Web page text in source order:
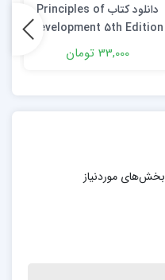
دانلود کتاب Principles of
Development 5th Edition
33,000 تومان
بخش‌های موردنیاز